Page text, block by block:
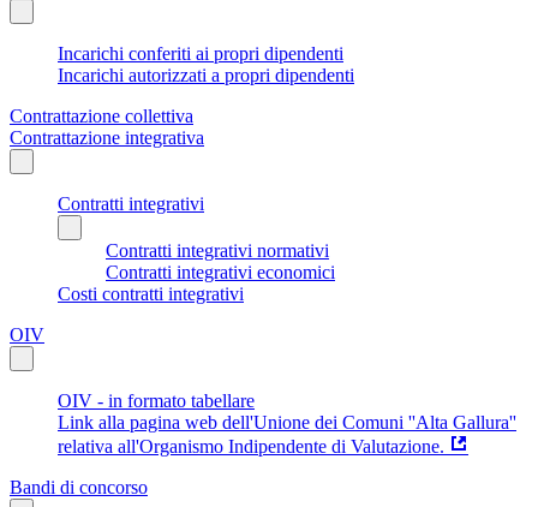
Incarichi conferiti ai propri dipendenti
Incarichi autorizzati a propri dipendenti
Contrattazione collettiva
Contrattazione integrativa
Contratti integrativi
Contratti integrativi normativi
Contratti integrativi economici
Costi contratti integrativi
OIV
OIV - in formato tabellare
Link alla pagina web dell'Unione dei Comuni ''Alta Gallura''
relativa all'Organismo Indipendente di Valutazione.
Bandi di concorso